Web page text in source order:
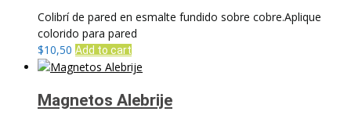
Colibrí de pared en esmalte fundido sobre cobre.Aplique
colorido para pared
$10,50 Add to cart
Magnetos Alebrije